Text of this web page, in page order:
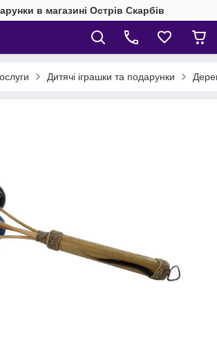
в магазині Острів Скарбів
Дитячі іграшки та подарунки